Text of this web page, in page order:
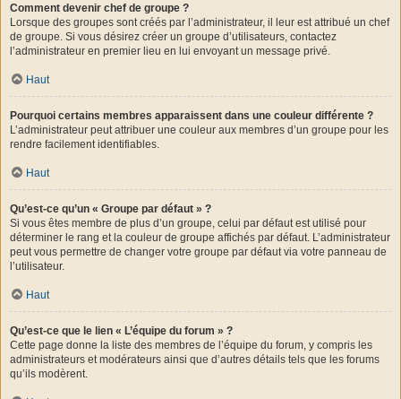
Comment devenir chef de groupe ?
Lorsque des groupes sont créés par l’administrateur, il leur est attribué un chef
de groupe. Si vous désirez créer un groupe d’utilisateurs, contactez
l’administrateur en premier lieu en lui envoyant un message privé.
Haut
Pourquoi certains membres apparaissent dans une couleur différente ?
L’administrateur peut attribuer une couleur aux membres d’un groupe pour les
rendre facilement identifiables.
Haut
Qu’est-ce qu’un « Groupe par défaut » ?
Si vous êtes membre de plus d’un groupe, celui par défaut est utilisé pour
déterminer le rang et la couleur de groupe affichés par défaut. L’administrateur
peut vous permettre de changer votre groupe par défaut via votre panneau de
l’utilisateur.
Haut
Qu’est-ce que le lien « L’équipe du forum » ?
Cette page donne la liste des membres de l’équipe du forum, y compris les
administrateurs et modérateurs ainsi que d’autres détails tels que les forums
qu’ils modèrent.